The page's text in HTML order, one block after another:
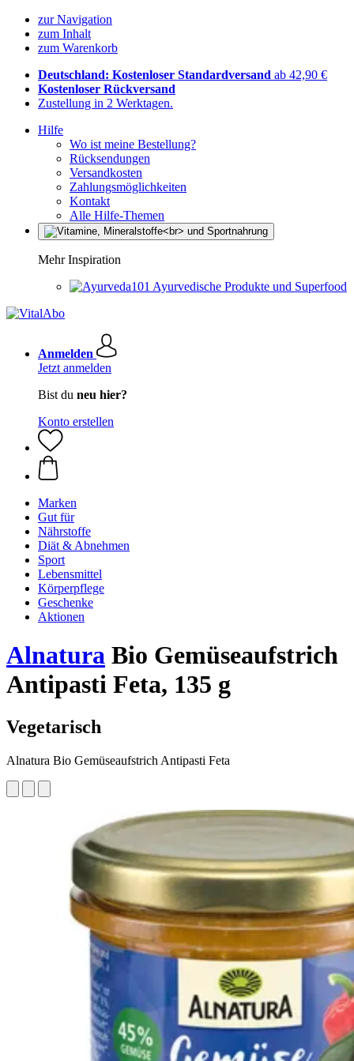
zur Navigation
zum Inhalt
zum Warenkorb
Deutschland: Kostenloser Standardversand ab 42,90 €
Kostenloser Rückversand
Zustellung in 2 Werktagen.
Hilfe
Wo ist meine Bestellung?
Rücksendungen
Versandkosten
Zahlungsmöglichkeiten
Kontakt
Alle Hilfe-Themen
Mehr Inspiration
Ayurvedische Produkte und Superfood
Anmelden
Jetzt anmelden
Bist du neu hier?
Konto erstellen
Marken
Gut für
Nährstoffe
Diät & Abnehmen
Sport
Lebensmittel
Körperpflege
Geschenke
Aktionen
Alnatura Bio Gemüseaufstrich
Antipasti Feta, 135 g
Vegetarisch
Alnatura Bio Gemüseaufstrich Antipasti Feta